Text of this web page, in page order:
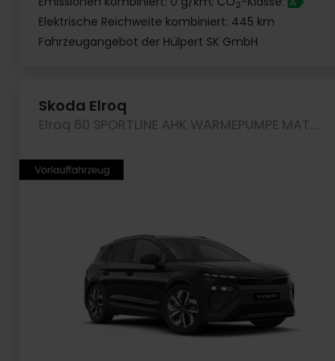
2
Elektrische Reichweite kombiniert: 445 km
Fahrzeugangebot der Hülpert SK GmbH
Skoda Elroq
Elroq 60 SPORTLINE AHK WÄRMEPUMPE MATRIXLED LM20